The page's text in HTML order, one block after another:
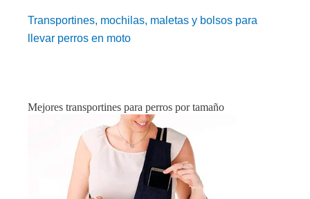
Transportines, mochilas, maletas y bolsos para
llevar perros en moto
Mejores transportines para perros por tamaño